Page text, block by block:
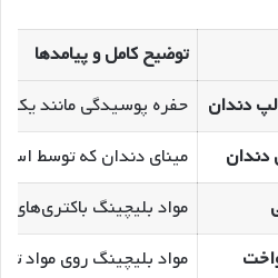
توضیح کامل و پیامدها
دندان
حفره پوسیدگی مانند یک
دندان
مینای دندان که توسط
مواد بلیچینگ
مواد بلیچینگ روی مواد